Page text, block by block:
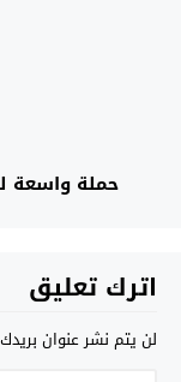
حملة واسعة
اترك تعليق
لن يتم نشر عنوان